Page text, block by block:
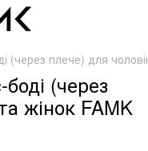
(через плече) для
(через
жінок FAMK